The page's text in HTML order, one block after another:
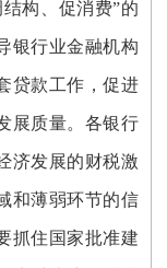
构、促消费”的
银行业金融机构
贷款工作，促进
展质量。各银行
济发展的财税激
和薄弱环节的信
抓住国家批准建